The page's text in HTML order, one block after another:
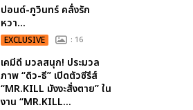
ปอนด์-ภูวินทร์ คลั่งรัก
หวา...
EXCLUSIVE : 16
เคมีดี มวลสนุก! ประมวล
ภาพ “ดิว-ธี” เปิดตัวซีรีส์
“MR.KILL มังงะสั่งตาย” ใน
งาน “MR.KILL...